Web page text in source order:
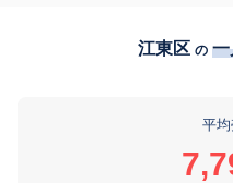
江東区 の 一
平